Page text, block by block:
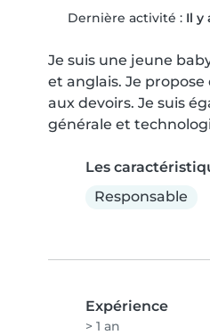
Dernière activité : Il y
Je suis une jeune
et anglais. Je
aux devoirs. Je suis
générale et
Les
Responsable
Expérience
> 1 an